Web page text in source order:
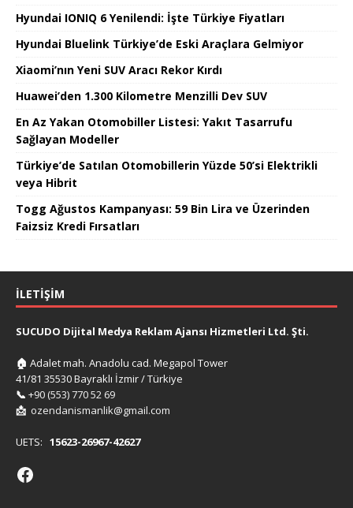
Hyundai IONIQ 6 Yenilendi: İşte Türkiye Fiyatları
Hyundai Bluelink Türkiye’de Eski Araçlara Gelmiyor
Xiaomi’nın Yeni SUV Aracı Rekor Kırdı
Huawei’den 1.300 Kilometre Menzilli Dev SUV
En Az Yakan Otomobiller Listesi: Yakıt Tasarrufu
Sağlayan Modeller
Türkiye’de Satılan Otomobillerin Yüzde 50’si Elektrikli
veya Hibrit
Togg Ağustos Kampanyası: 59 Bin Lira ve Üzerinden
Faizsiz Kredi Fırsatları
İLETIŞIM
SUCUDO Dijital Medya Reklam Ajansı Hizmetleri Ltd. Şti.
🏠 Adalet mah. Anadolu cad. Megapol Tower
41/81 35530 Bayraklı İzmir / Türkiye
📞 +90 (553) 770 52 69
📩 ozendanismanlik@gmail.com
UETS: 15623-26967-42627